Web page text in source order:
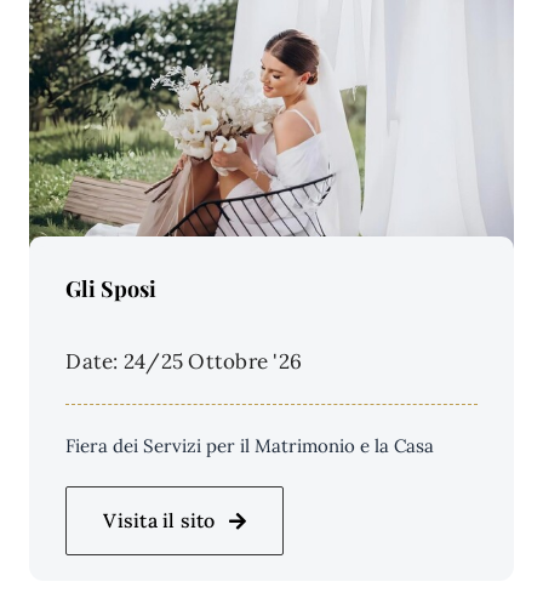
Gli Sposi
Date: 24/25 Ottobre '26
Fiera dei Servizi per il Matrimonio e la Casa
Visita il sito